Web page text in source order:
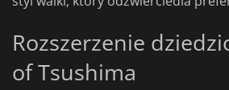
Rozszerzenie
of Tsushima